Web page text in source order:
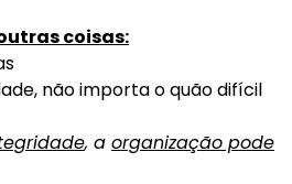
coisas:
não importa o quão difícil
, a organização pode